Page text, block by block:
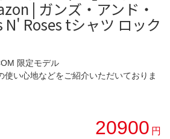
| ガンズ・アンド・
N' Roses tシャツ ロック
限定モデル
使い心地などをご紹介いただいておりま
20900 円